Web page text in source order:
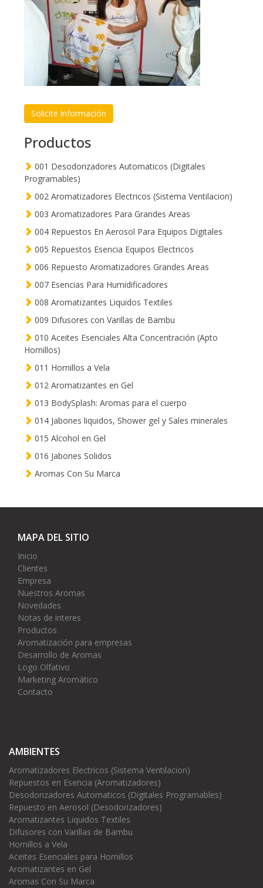
Solicite información
Productos
001 Desodorizadores Automaticos (Digitales
Programables)
002 Aromatizadores Electricos (Sistema Ventilacion)
003 Aromatizadores Para Grandes Areas
004 Repuestos En Aerosol Para Equipos Digitales
005 Repuestos Esencia Equipos Electricos
006 Repuesto Aromatizadores Grandes Areas
007 Esencias Para Humidificadores
008 Aromatizantes Liquidos Textiles
009 Difusores con Varillas de Bambu
010 Aceites Esenciales Alta Concentración (Apto
Hornillos)
011 Hornillos a Vela
012 Aromatizantes en Gel
013 BodySplash: Aromas para el cuerpo
014 Jabones liquidos, Shower gel y Sales minerales
015 Alcohol en Gel
016 Jabones Solidos
Aromas Con Su Marca
MAPA DEL SITIO
Inicio
Clientes
Empresa
Nuestros Aromas
Novedades
Notas de interes
Productos
Aromatización para empresas
Desarrollo de Aromas
Logo Olfativo
Marketing Aromático
Contacto
AMBIENTES
Aromatizadores Electricos (Sistema Ventilacion)
Repuestos en Esencia (Aromatizadores)
Desodorizadores Automaticos (Digitales Programables)
Repuesto en Aerosol (Desodorizadores)
Aromatizantes Liquidos Textiles
Difusores con Varillas de Bambu
Hornillos a Vela
Aceites Esenciales para Hornillos
Aromatizantes en Gel
Aromas Con Su Marca